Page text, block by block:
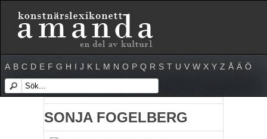
A B C D E F G H I J K L M N O P Q R S T U V W X Y Z Å Ä Ö
SONJA FOGELBERG